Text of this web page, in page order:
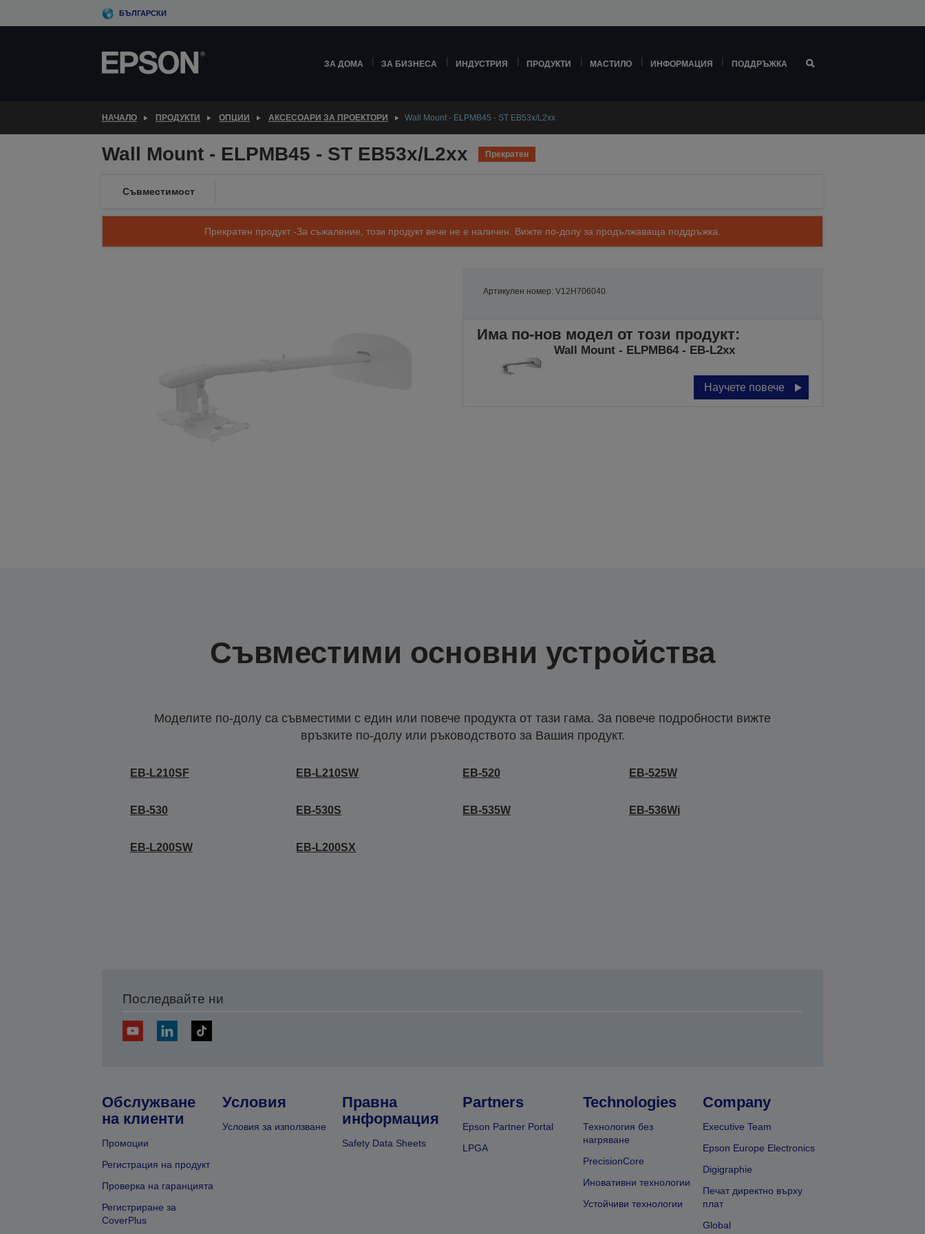
to
БЪЛГАРСКИ
ЗА ДОМА ЗА БИЗНЕСА ИНДУСТРИЯ ПРОДУКТИ МАСТИЛО ИНФОРМАЦИЯ ПОДДРЪЖКА
НАЧАЛО ПРОДУКТИ ОПЦИИ АКСЕСОАРИ ЗА ПРОЕКТОРИ Wall Mount - ELPMB45 - ST EB53x/L2xx
Wall Mount - ELPMB45 - ST EB53x/L2xx Прекратен
Съвместимост
Прекратен продукт -За съжаление, този продукт вече не е наличен. Вижте по-долу за продължаваща поддръжка.
Артикулен номер: V12H706040
Има по-нов модел от този продукт:
Wall Mount - ELPMB64 - EB-L2xx
Научете повече
Съвместими основни устройства
Моделите по-долу са съвместими с един или повече продукта от тази гама. За повече подробности вижте
връзките по-долу или ръководството за Вашия продукт.
EB-L210SF EB-L210SW EB-520 EB-525W
EB-530 EB-530S EB-535W EB-536Wi
EB-L200SW EB-L200SX
Последвайте ни
Обслужване
на клиенти
Промоции
Регистрация на продукт
Проверка на гаранцията
Регистриране за
CoverPlus
Условия
Условия за използване
Правна
информация
Safety Data Sheets
Partners
Epson Partner Portal
LPGA
Technologies
Технология без
нагряване
PrecisionCore
Иновативни технологии
Устойчиви технологии
Company
Executive Team
Epson Europe Electronics
Digigraphie
Печат директно върху
плат
Global